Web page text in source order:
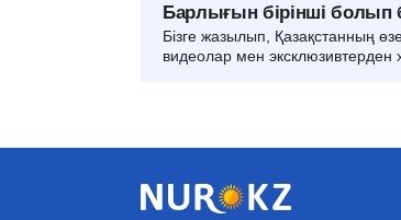
Барлығын бірінші болып
Бізге жазылып, Қазақстанның
видеолар мен эксклюзивтерден